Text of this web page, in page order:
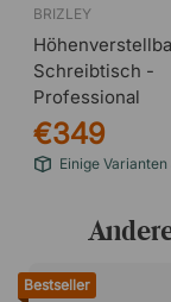
BRIZLEY
Schreibtisch -
Professional
€349
Einige
Bestseller